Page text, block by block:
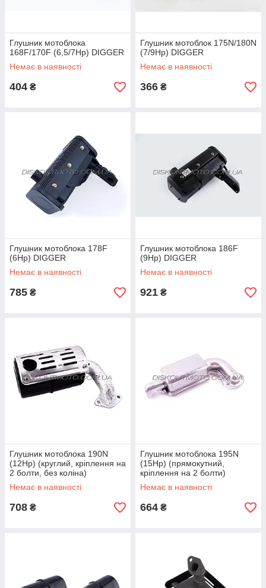
Глушник мотоблока
168F/170F (6,5/7Hp) DIGGER
Немає в наявності
404 ₴
Глушник мотоблок 175N/180N
(7/9Hp) DIGGER
Немає в наявності
366 ₴
Глушник мотоблока 178F
(6Hp) DIGGER
Немає в наявності
785 ₴
Глушник мотоблока 186F
(9Hp) DIGGER
Немає в наявності
921 ₴
Глушник мотоблока 190N
(12Hp) (круглий, кріплення на
2 болти, без коліна)
Немає в наявності
708 ₴
Глушник мотоблока 195N
(15Hp) (прямокутний,
кріплення на 2 болти)
Немає в наявності
664 ₴